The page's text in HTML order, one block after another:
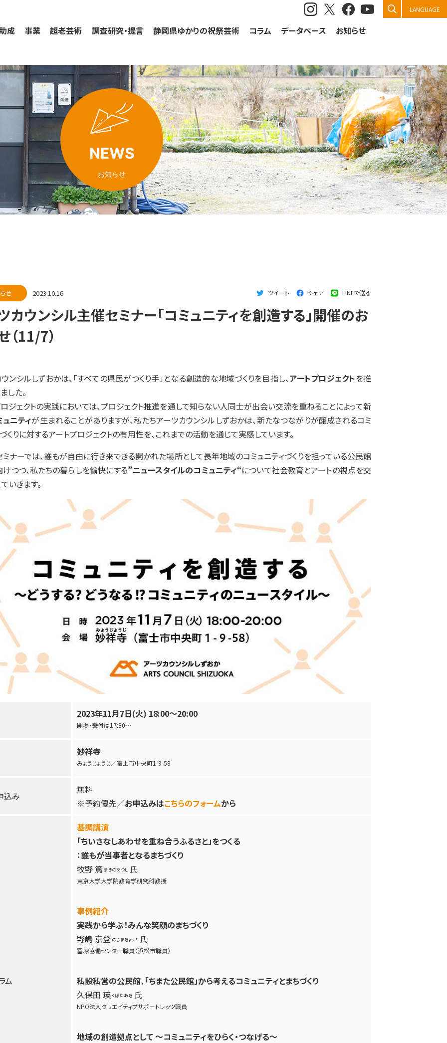
検索
成
事業 超老芸術 調査研究・提言 静岡県ゆかりの祝祭芸術 コラム データベース お知らせ
LANGUAGE
NEWS
お知らせ
ツイート シェア LINEで送る
せ 2023.10.16
カウンシル主催セミナー「コミュニティを創造する」開催のお
（11/7）
ンシルしずおかは、「すべての県民がつくり手」となる創造的な地域づくりを目指し、アートプロジェクトを推
した。
ジェクトの実践においては、プロジェクト推進を通して知らない人同士が出会い交流を重ねることによって新
ュニティが生まれることがありますが、私たちアーツカウンシルしずおかは、新たなつながりが醸成されるコミ
くりに対するアートプロジェクトの有用性を、これまでの活動を通じて実感しています。
ナーでは、誰もが自由に行き来できる開かれた場所として長年地域のコミュニティづくりを担っている公民館
つつ、私たちの暮らしを愉快にする”ニュースタイルのコミュニティ“について社会教育とアートの視点を交
いきます。
2023年11月7日(火) 18:00～20:00
開場・受付は17:30～
妙祥寺
みょうじょうじ／富士市中央町1-9-58
込み
無料
※予約優先／お申込みはこちらのフォームから
ム
基調講演
「ちいさなしあわせを重ね合うふるさと」をつくる
：誰もが当事者となるまちづくり
牧野 篤 まきのあつし 氏
東京大学大学院教育学研究科教授
事例紹介
実践から学ぶ！みんな笑顔のまちづくり
野嶋 京登 のじまきょうと 氏
冨塚協働センター職員（浜松市職員）
私設私営の公民館、「ちまた公民館」から考えるコミュニティとまちづくり
久保田 瑛 くぼたあき 氏
NPO法人クリエイティブサポートレッツ職員
地域の創造拠点として 〜コミュニティをひらく・つなげる〜